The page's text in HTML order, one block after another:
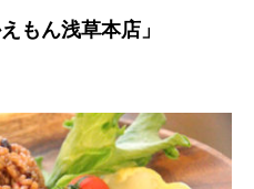
もん浅草本店」